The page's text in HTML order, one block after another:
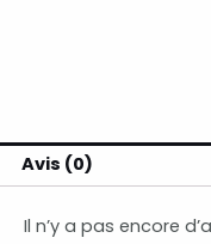
Avis (0)
Il n’y a pas encore